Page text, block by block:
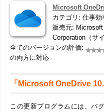
Microsoft
カテゴリ: 仕事
販売元:
Corporation（サ
全てのバージョンの評価:
の両方に対応
「Microsoft OneDrive
この更新プログラムには、バ